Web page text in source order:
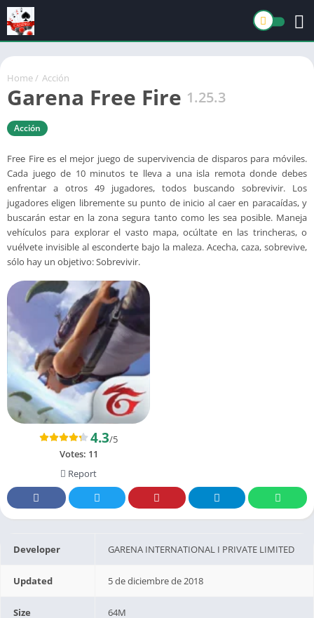
Home / Acción
Garena Free Fire 1.25.3
Acción
Free Fire es el mejor juego de supervivencia de disparos para móviles.
Cada juego de 10 minutos te lleva a una isla remota donde debes
enfrentar a otros 49 jugadores, todos buscando sobrevivir. Los
jugadores eligen libremente su punto de inicio al caer en paracaídas, y
buscarán estar en la zona segura tanto como les sea posible. Maneja
vehículos para explorar el vasto mapa, ocúltate en las trincheras, o
vuélvete invisible al esconderte bajo la maleza. Acecha, caza, sobrevive,
sólo hay un objetivo: Sobrevivir.
4.3/5
Votes: 11
Report
Developer GARENA INTERNATIONAL I PRIVATE LIMITED
Updated 5 de diciembre de 2018
Size 64M